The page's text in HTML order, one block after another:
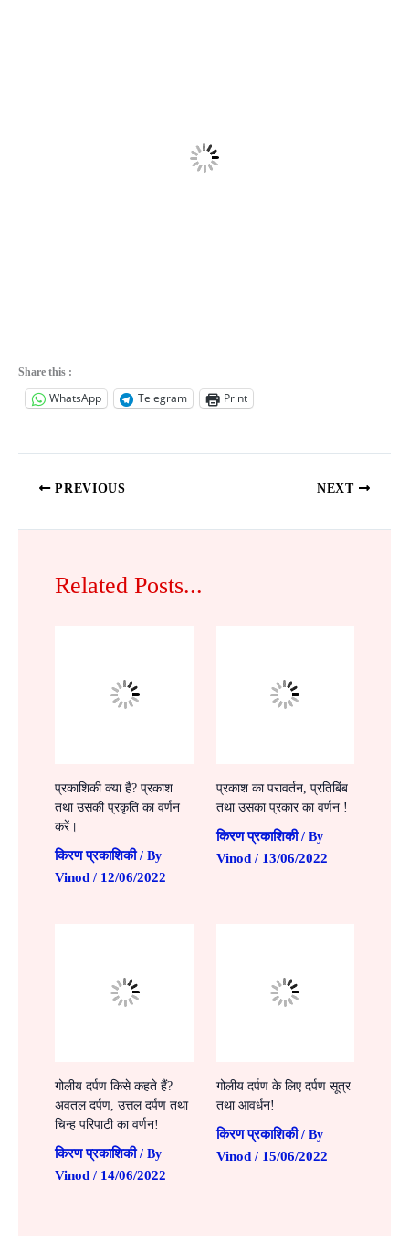
Share this :
WhatsApp Telegram Print
PREVIOUS NEXT
Related Posts...
प्रकाशिकी क्या है? प्रकाश
तथा उसकी प्रकृति का वर्णन
करें।
किरण प्रकाशिकी/ By
Vinod / 12/06/2022
प्रकाश का परावर्तन, प्रतिबिंब
तथा उसका प्रकार का वर्णन !
किरण प्रकाशिकी/ By
Vinod / 13/06/2022
गोलीय दर्पण किसे कहते हैं?
अवतल दर्पण, उत्तल दर्पण तथा
चिन्ह परिपाटी का वर्णन!
किरण प्रकाशिकी/ By
Vinod / 14/06/2022
गोलीय दर्पण के लिए दर्पण सूत्र
तथा आवर्धन!
किरण प्रकाशिकी/ By
Vinod / 15/06/2022